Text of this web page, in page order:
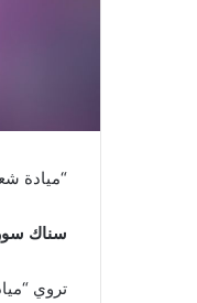
“ميادة
سناك
تروي